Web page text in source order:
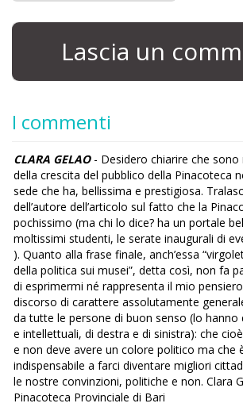
Lascia un
I commenti
CLARA GELAO- Desidero chiarire che
della crescita del pubblico della Pinacoteca
sede che ha, bellissima e prestigiosa.
dell’autore dell’articolo sul fatto che la
pochissimo (ma chi lo dice? ha un portale
moltissimi studenti, le serate inaugurali di
). Quanto alla frase finale, anch’essa
della politica sui musei”, detta così, non fa
di esprimermi né rappresenta il mio
discorso di carattere assolutamente
da tutte le persone di buon senso (lo
e intellettuali, di destra e di sinistra): che
e non deve avere un colore politico ma che
indispensabile a farci diventare migliori
le nostre convinzioni, politiche e non. Clara
Pinacoteca Provinciale di Bari